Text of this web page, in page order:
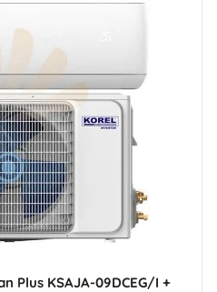
Plus KSAJA-09DCEG/I +